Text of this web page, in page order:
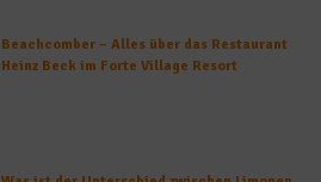
Beachcomber – Alles über das Restaurant
Heinz Beck im Forte Village Resort